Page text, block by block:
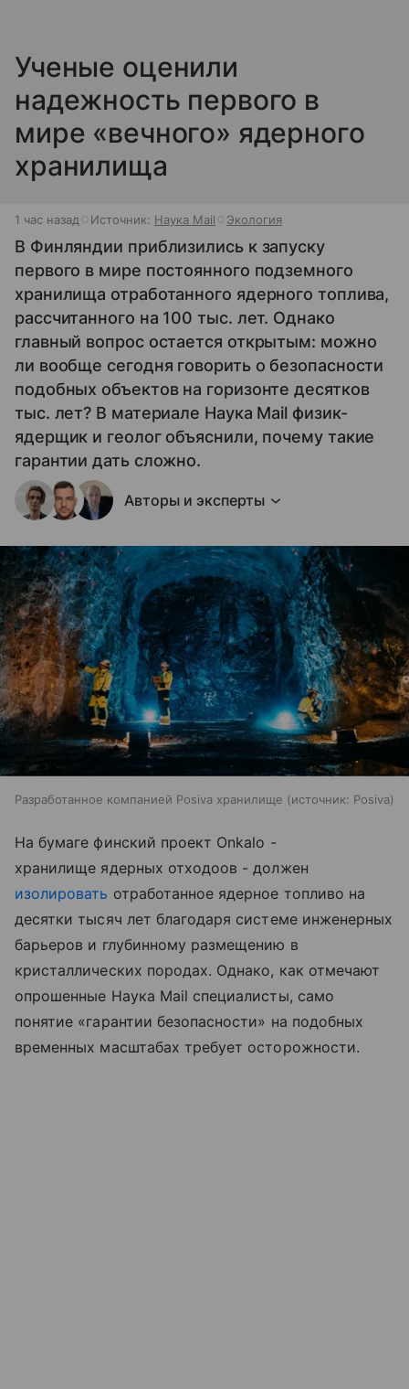
Ученые оценили
надежность первого в
мире «вечного» ядерного
хранилища
1 час назад Источник: Наука Mail Экология
В Финляндии приблизились к запуску
первого в мире постоянного подземного
хранилища отработанного ядерного топлива,
рассчитанного на 100 тыс. лет. Однако
главный вопрос остается открытым: можно
ли вообще сегодня говорить о безопасности
подобных объектов на горизонте десятков
тыс. лет? В материале Наука Mail физик-
ядерщик и геолог объяснили, почему такие
гарантии дать сложно.
Авторы и эксперты
Разработанное компанией Posiva хранилище источник: Posiva
На бумаге финский проект Onkalo -
хранилище ядерных отходоов - должен
изолировать отработанное ядерное топливо на
десятки тысяч лет благодаря системе инженерных
барьеров и глубинному размещению в
кристаллических породах. Однако, как отмечают
опрошенные Наука Mail специалисты, само
понятие «гарантии безопасности» на подобных
временных масштабах требует осторожности.